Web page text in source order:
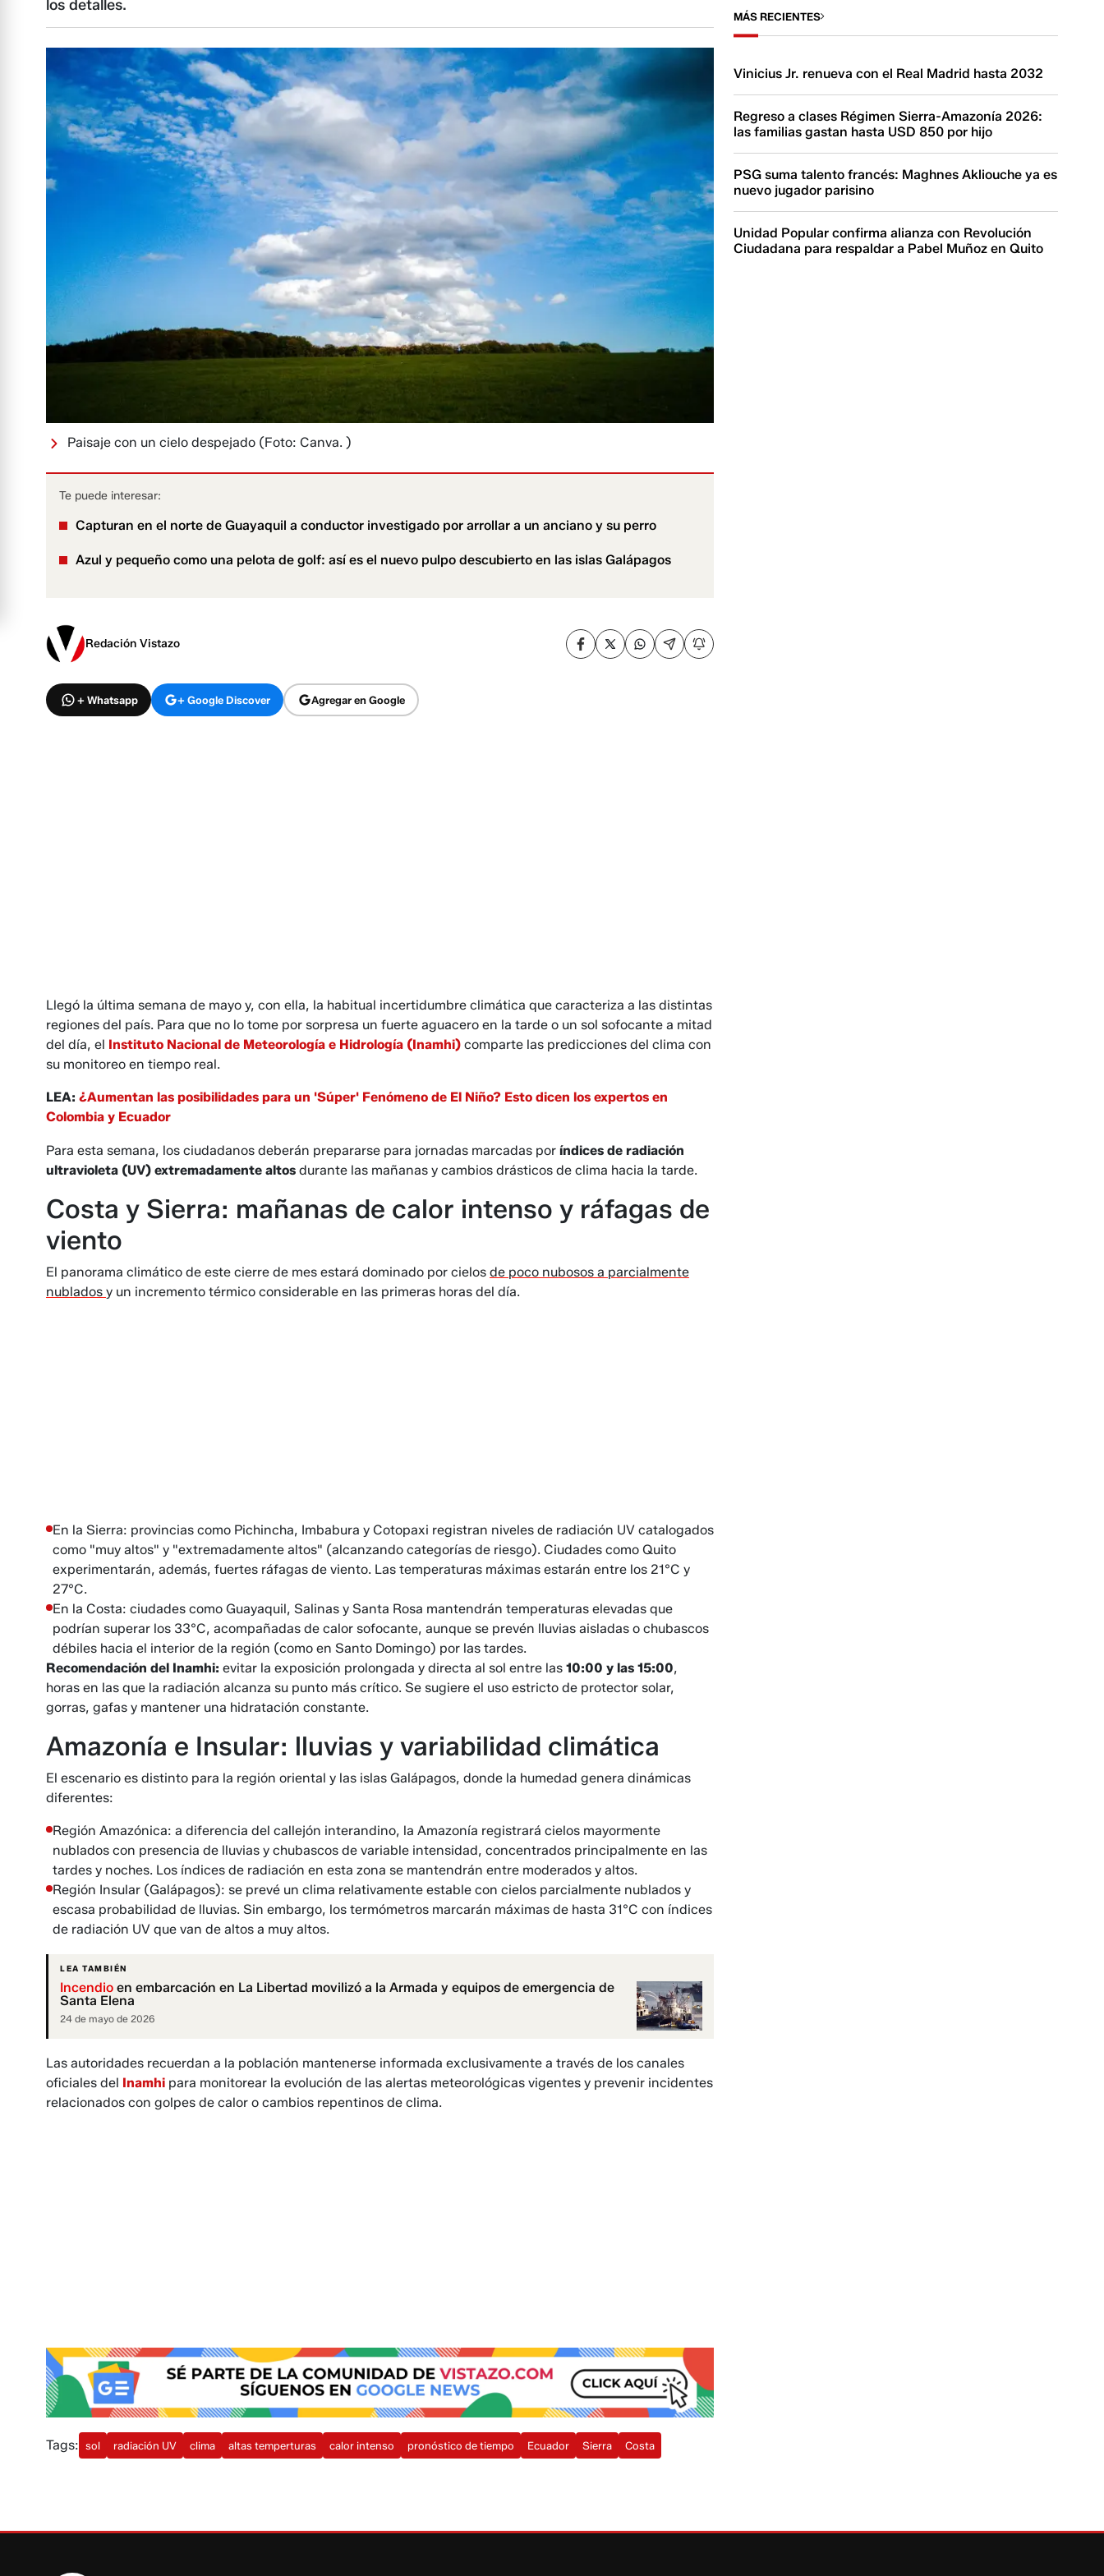
los detalles.
Paisaje con un cielo despejado (Foto: Canva. )
Te puede interesar:
Capturan en el norte de Guayaquil a conductor investigado por arrollar a un anciano y su perro
Azul y pequeño como una pelota de golf: así es el nuevo pulpo descubierto en las islas Galápagos
Redación Vistazo
+ Whatsapp + Google Discover Agregar en Google
Llegó la última semana de mayo y, con ella, la habitual incertidumbre climática que caracteriza a las distintas
regiones del país. Para que no lo tome por sorpresa un fuerte aguacero en la tarde o un sol sofocante a mitad
del día, el Instituto Nacional de Meteorología e Hidrología (Inamhi) comparte las predicciones del clima con
su monitoreo en tiempo real.
LEA: ¿Aumentan las posibilidades para un 'Súper' Fenómeno de El Niño? Esto dicen los expertos en
Colombia y Ecuador
Para esta semana, los ciudadanos deberán prepararse para jornadas marcadas por índices de radiación
ultravioleta (UV) extremadamente altos durante las mañanas y cambios drásticos de clima hacia la tarde.
Costa y Sierra: mañanas de calor intenso y ráfagas de
viento
El panorama climático de este cierre de mes estará dominado por cielos de poco nubosos a parcialmente
nublados y un incremento térmico considerable en las primeras horas del día.
En la Sierra: provincias como Pichincha, Imbabura y Cotopaxi registran niveles de radiación UV catalogados
como "muy altos" y "extremadamente altos" (alcanzando categorías de riesgo). Ciudades como Quito
experimentarán, además, fuertes ráfagas de viento. Las temperaturas máximas estarán entre los 21°C y
27°C.
En la Costa: ciudades como Guayaquil, Salinas y Santa Rosa mantendrán temperaturas elevadas que
podrían superar los 33°C, acompañadas de calor sofocante, aunque se prevén lluvias aisladas o chubascos
débiles hacia el interior de la región (como en Santo Domingo) por las tardes.
Recomendación del Inamhi: evitar la exposición prolongada y directa al sol entre las 10:00 y las 15:00,
horas en las que la radiación alcanza su punto más crítico. Se sugiere el uso estricto de protector solar,
gorras, gafas y mantener una hidratación constante.
Amazonía e Insular: lluvias y variabilidad climática
El escenario es distinto para la región oriental y las islas Galápagos, donde la humedad genera dinámicas
diferentes:
Región Amazónica: a diferencia del callejón interandino, la Amazonía registrará cielos mayormente
nublados con presencia de lluvias y chubascos de variable intensidad, concentrados principalmente en las
tardes y noches. Los índices de radiación en esta zona se mantendrán entre moderados y altos.
Región Insular (Galápagos): se prevé un clima relativamente estable con cielos parcialmente nublados y
escasa probabilidad de lluvias. Sin embargo, los termómetros marcarán máximas de hasta 31°C con índices
de radiación UV que van de altos a muy altos.
LEA TAMBIÉN
Incendio en embarcación en La Libertad movilizó a la Armada y equipos de emergencia de
Santa Elena
24 de mayo de 2026
Las autoridades recuerdan a la población mantenerse informada exclusivamente a través de los canales
oficiales del Inamhi para monitorear la evolución de las alertas meteorológicas vigentes y prevenir incidentes
relacionados con golpes de calor o cambios repentinos de clima.
Tags: sol radiación UV clima altas temperturas calor intenso pronóstico de tiempo Ecuador Sierra Costa
MÁS RECIENTES
Vinicius Jr. renueva con el Real Madrid hasta 2032
Regreso a clases Régimen Sierra-Amazonía 2026:
las familias gastan hasta USD 850 por hijo
PSG suma talento francés: Maghnes Akliouche ya es
nuevo jugador parisino
Unidad Popular confirma alianza con Revolución
Ciudadana para respaldar a Pabel Muñoz en Quito